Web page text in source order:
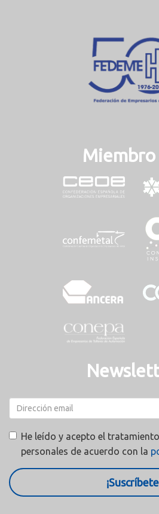
Miembro
He leído y acepto el
personales de acuerdo con la